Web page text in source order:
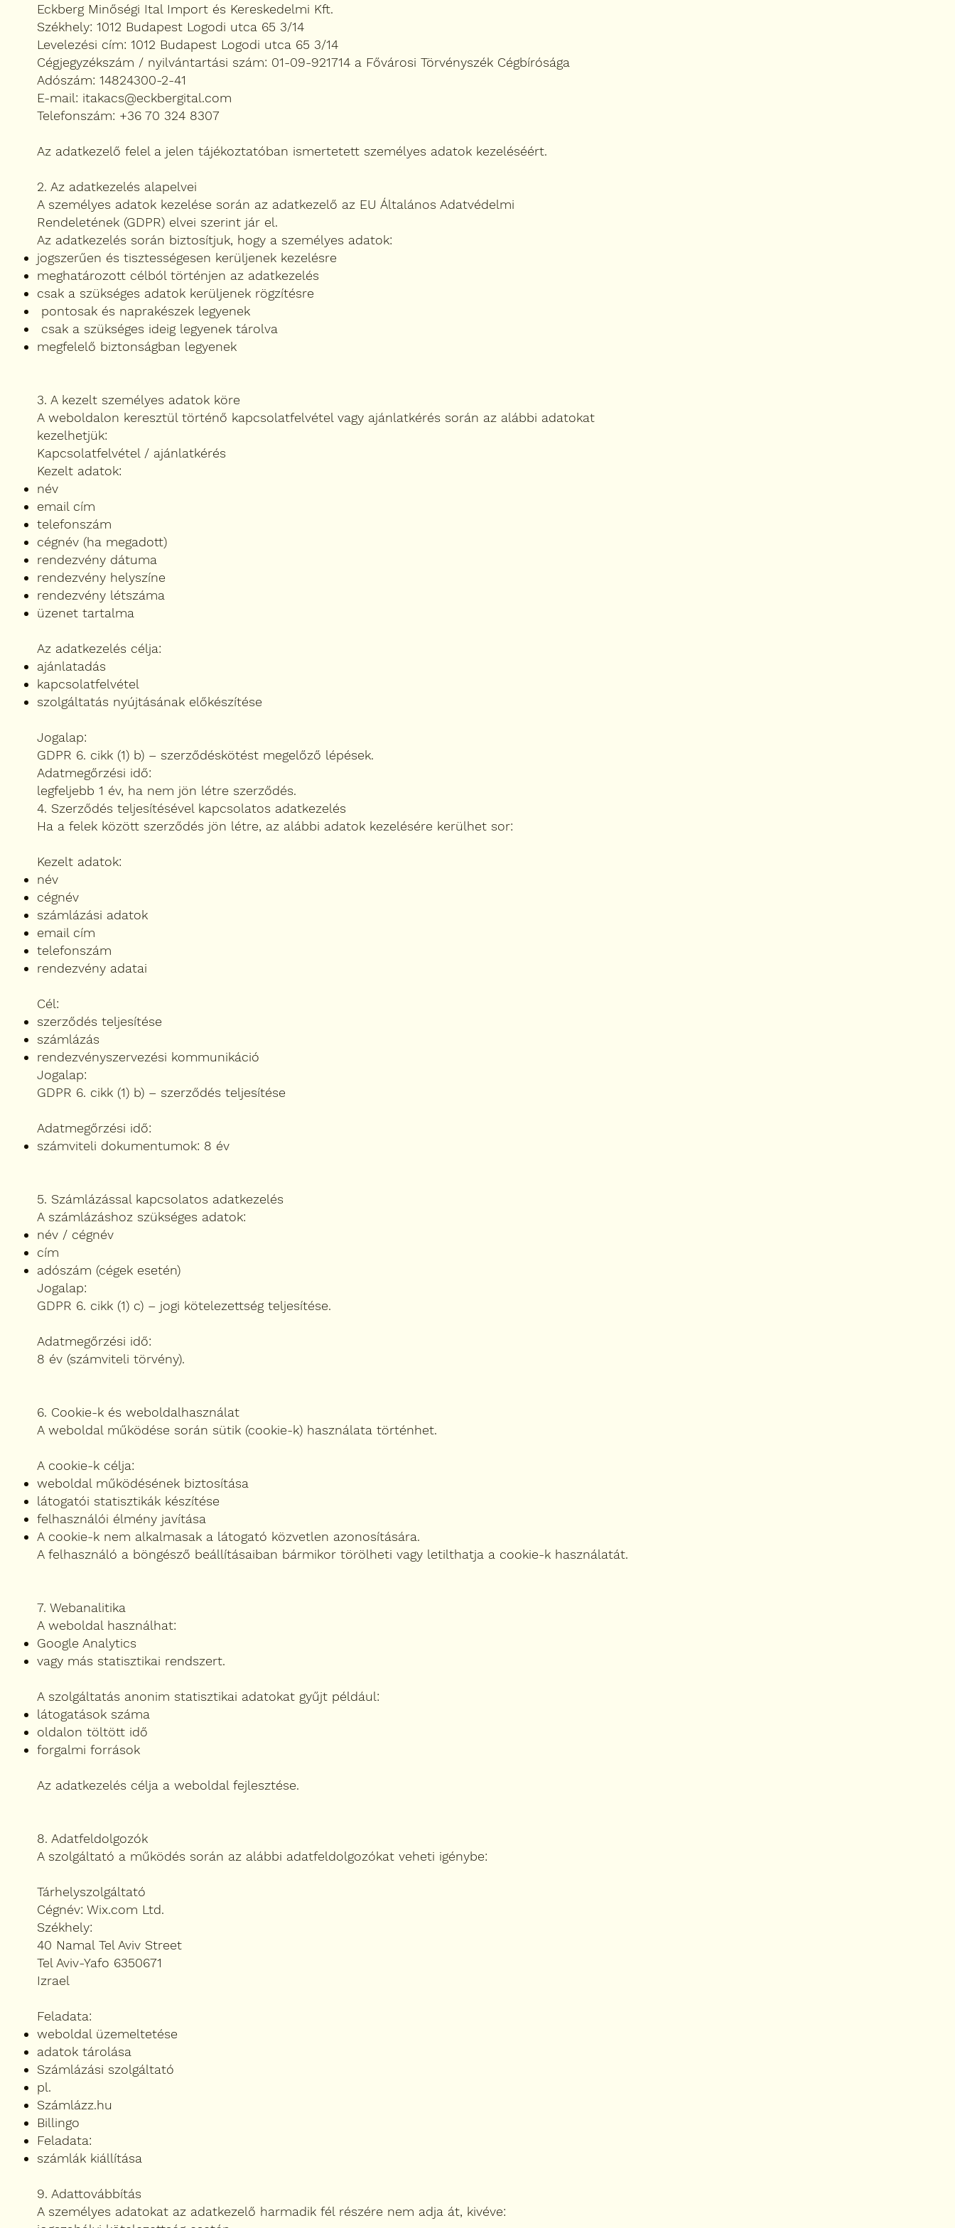
Eckberg Minőségi Ital Import és Kereskedelmi Kft.
Székhely: 1012 Budapest Logodi utca 65 3/14
Levelezési cím: 1012 Budapest Logodi utca 65 3/14
Cégjegyzékszám / nyilvántartási szám: 01-09-921714 a Fővárosi Törvényszék Cégbírósága
Adószám: 14824300-2-41
E-mail: itakacs@eckbergital.com
Telefonszám: +36 70 324 8307
Az adatkezelő felel a jelen tájékoztatóban ismertetett személyes adatok kezeléséért.
2. Az adatkezelés alapelvei
A személyes adatok kezelése során az adatkezelő az EU Általános Adatvédelmi
Rendeletének (GDPR) elvei szerint jár el.
Az adatkezelés során biztosítjuk, hogy a személyes adatok:
jogszerűen és tisztességesen kerüljenek kezelésre
meghatározott célból történjen az adatkezelés
csak a szükséges adatok kerüljenek rögzítésre
pontosak és naprakészek legyenek
csak a szükséges ideig legyenek tárolva
megfelelő biztonságban legyenek
3. A kezelt személyes adatok köre
A weboldalon keresztül történő kapcsolatfelvétel vagy ajánlatkérés során az alábbi adatokat
kezelhetjük:
Kapcsolatfelvétel / ajánlatkérés
Kezelt adatok:
név
email cím
telefonszám
cégnév (ha megadott)
rendezvény dátuma
rendezvény helyszíne
rendezvény létszáma
üzenet tartalma
Az adatkezelés célja:
ajánlatadás
kapcsolatfelvétel
szolgáltatás nyújtásának előkészítése
Jogalap:
GDPR 6. cikk (1) b) – szerződéskötést megelőző lépések.
Adatmegőrzési idő:
legfeljebb 1 év, ha nem jön létre szerződés.
4. Szerződés teljesítésével kapcsolatos adatkezelés
Ha a felek között szerződés jön létre, az alábbi adatok kezelésére kerülhet sor:
Kezelt adatok:
név
cégnév
számlázási adatok
email cím
telefonszám
rendezvény adatai
Cél:
szerződés teljesítése
számlázás
rendezvényszervezési kommunikáció
Jogalap:
GDPR 6. cikk (1) b) – szerződés teljesítése
Adatmegőrzési idő:
számviteli dokumentumok: 8 év
5. Számlázással kapcsolatos adatkezelés
A számlázáshoz szükséges adatok:
név / cégnév
cím
adószám (cégek esetén)
Jogalap:
GDPR 6. cikk (1) c) – jogi kötelezettség teljesítése.
Adatmegőrzési idő:
8 év (számviteli törvény).
6. Cookie-k és weboldalhasználat
A weboldal működése során sütik (cookie-k) használata történhet.
A cookie-k célja:
weboldal működésének biztosítása
látogatói statisztikák készítése
felhasználói élmény javítása
A cookie-k nem alkalmasak a látogató közvetlen azonosítására.
A felhasználó a böngésző beállításaiban bármikor törölheti vagy letilthatja a cookie-k használatát.
7. Webanalitika
A weboldal használhat:
Google Analytics
vagy más statisztikai rendszert.
A szolgáltatás anonim statisztikai adatokat gyűjt például:
látogatások száma
oldalon töltött idő
forgalmi források
Az adatkezelés célja a weboldal fejlesztése.
8. Adatfeldolgozók
A szolgáltató a működés során az alábbi adatfeldolgozókat veheti igénybe:
Tárhelyszolgáltató
Cégnév: Wix.com Ltd.
Székhely:
40 Namal Tel Aviv Street
Tel Aviv-Yafo 6350671
Izrael
Feladata:
weboldal üzemeltetése
adatok tárolása
Számlázási szolgáltató
pl.
Számlázz.hu
Billingo
Feladata:
számlák kiállítása
9. Adattovábbítás
A személyes adatokat az adatkezelő harmadik fél részére nem adja át, kivéve: